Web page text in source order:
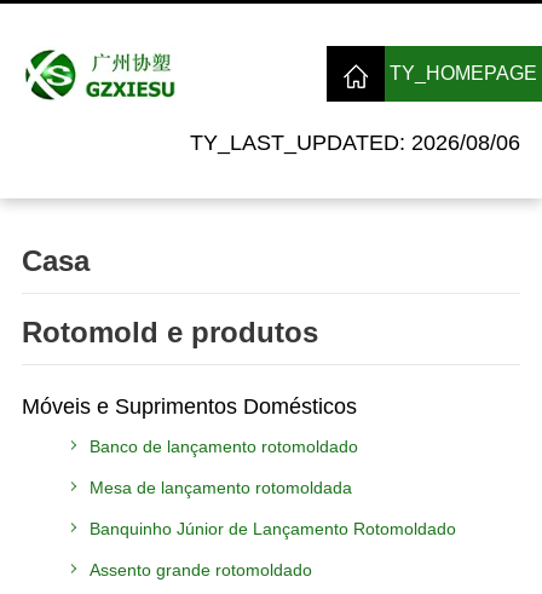
TY_LAST_UPDATED: 2026/08/06
TY_HOMEPAGE
Casa
Rotomold e produtos
Móveis e Suprimentos Domésticos
Banco de lançamento rotomoldado
Mesa de lançamento rotomoldada
Banquinho Júnior de Lançamento Rotomoldado
Assento grande rotomoldado